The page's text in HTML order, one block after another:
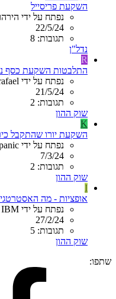
השקעת פריסייל
נפתח על ידי
22/5/24
תגובות: 8
נדל"ן
R
התלבטות השקעת כסף
נפתח על ידי rafael
21/5/24
תגובות: 2
שוק ההון
K
השקעת יורו שהתקבל
נפתח על ידי kernelpanic
7/3/24
תגובות: 2
שוק ההון
I
אופציות - מה
נפתח על ידי IBM
27/2/24
תגובות: 5
שוק ההון
שתפו: